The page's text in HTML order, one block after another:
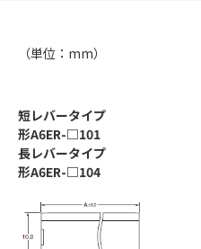
（単位：mm）
短レバータイプ
形A6ER-□101
長レバータイプ
形A6ER-□104